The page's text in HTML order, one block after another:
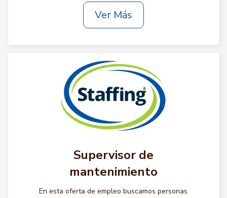
Ver Más
Supervisor de
mantenimiento
En esta oferta de empleo buscamos personas